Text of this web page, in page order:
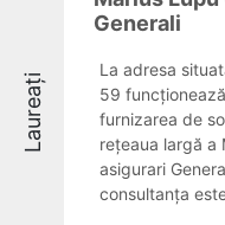
Laureați
Generali
La adresa
59
furnizarea de
rețeaua largă a
asigurari
consultanța